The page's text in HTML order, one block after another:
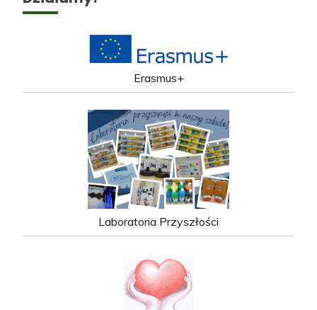
Erasmus+
Laboratoria Przyszłości